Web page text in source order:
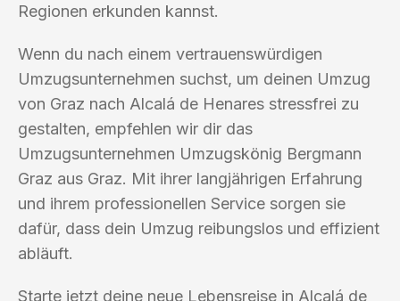
Regionen erkunden kannst.
Wenn du nach einem vertrauenswürdigen
Umzugsunternehmen suchst, um deinen Umzug
von Graz nach Alcalá de Henares stressfrei zu
gestalten, empfehlen wir dir das
Umzugsunternehmen Umzugskönig Bergmann
Graz aus Graz. Mit ihrer langjährigen Erfahrung
und ihrem professionellen Service sorgen sie
dafür, dass dein Umzug reibungslos und effizient
abläuft.
Starte jetzt deine neue Lebensreise in Alcalá de